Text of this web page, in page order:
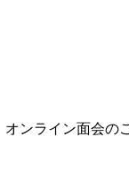
ンライン面会の